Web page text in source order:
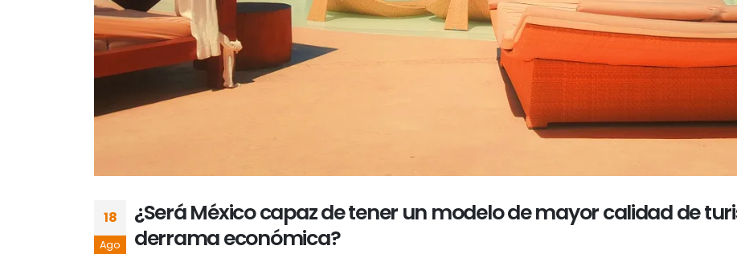
18
Ago
¿Será México capaz de tener un modelo de mayor calidad de
derrama económica?